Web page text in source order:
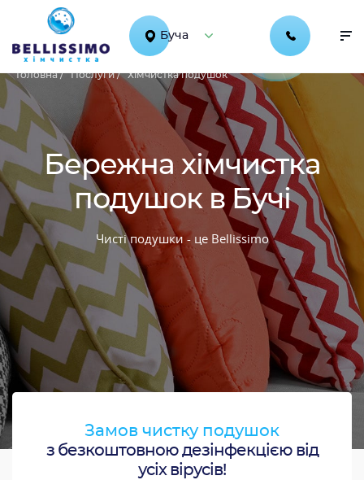
Буча
Головна / Послуги / Хімчистка подушок
Бережна хімчистка
подушок в Бучі
Чисті подушки - це Bellissimo
Замов чистку подушок
з безкоштовною дезінфекцією від
усіх вірусів!